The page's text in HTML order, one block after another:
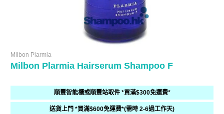
Milbon Plarmia
Milbon Plarmia Hairserum Shampoo F
順豐智能櫃或順豐站取件 *買滿$300免運費*
送貨上門 *買滿$600免運費*(需時 2-6過工作天)